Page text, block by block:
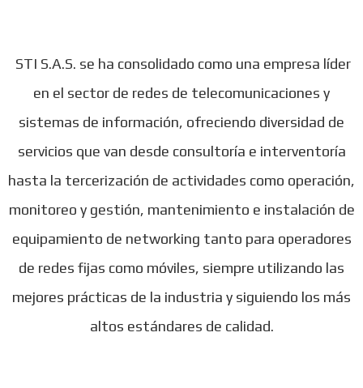
STI S.A.S. se ha consolidado como una empresa líder
en el sector de redes de telecomunicaciones y
sistemas de información, ofreciendo diversidad de
servicios que van desde consultoría e interventoría
hasta la tercerización de actividades como operación,
monitoreo y gestión, mantenimiento e instalación de
equipamiento de networking tanto para operadores
de redes fijas como móviles, siempre utilizando las
mejores prácticas de la industria y siguiendo los más
altos estándares de calidad.